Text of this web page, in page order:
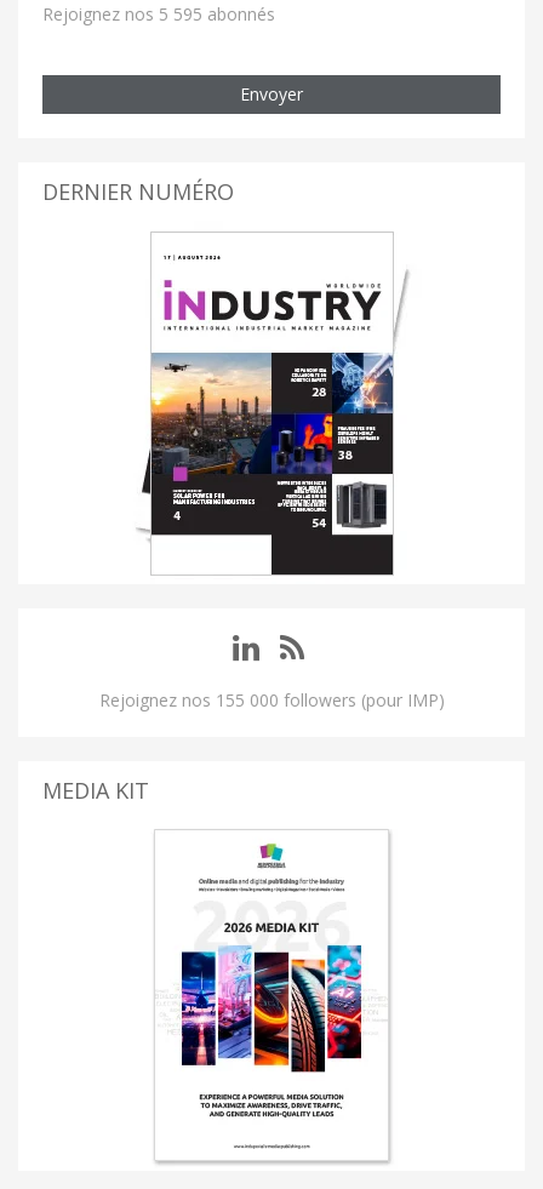
Rejoignez nos 5 595 abonnés
Envoyer
DERNIER NUMÉRO
Rejoignez nos 155 000 followers (pour IMP)
MEDIA KIT